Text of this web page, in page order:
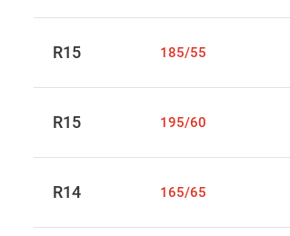
R15 185/55
R15 195/60
R14 165/65